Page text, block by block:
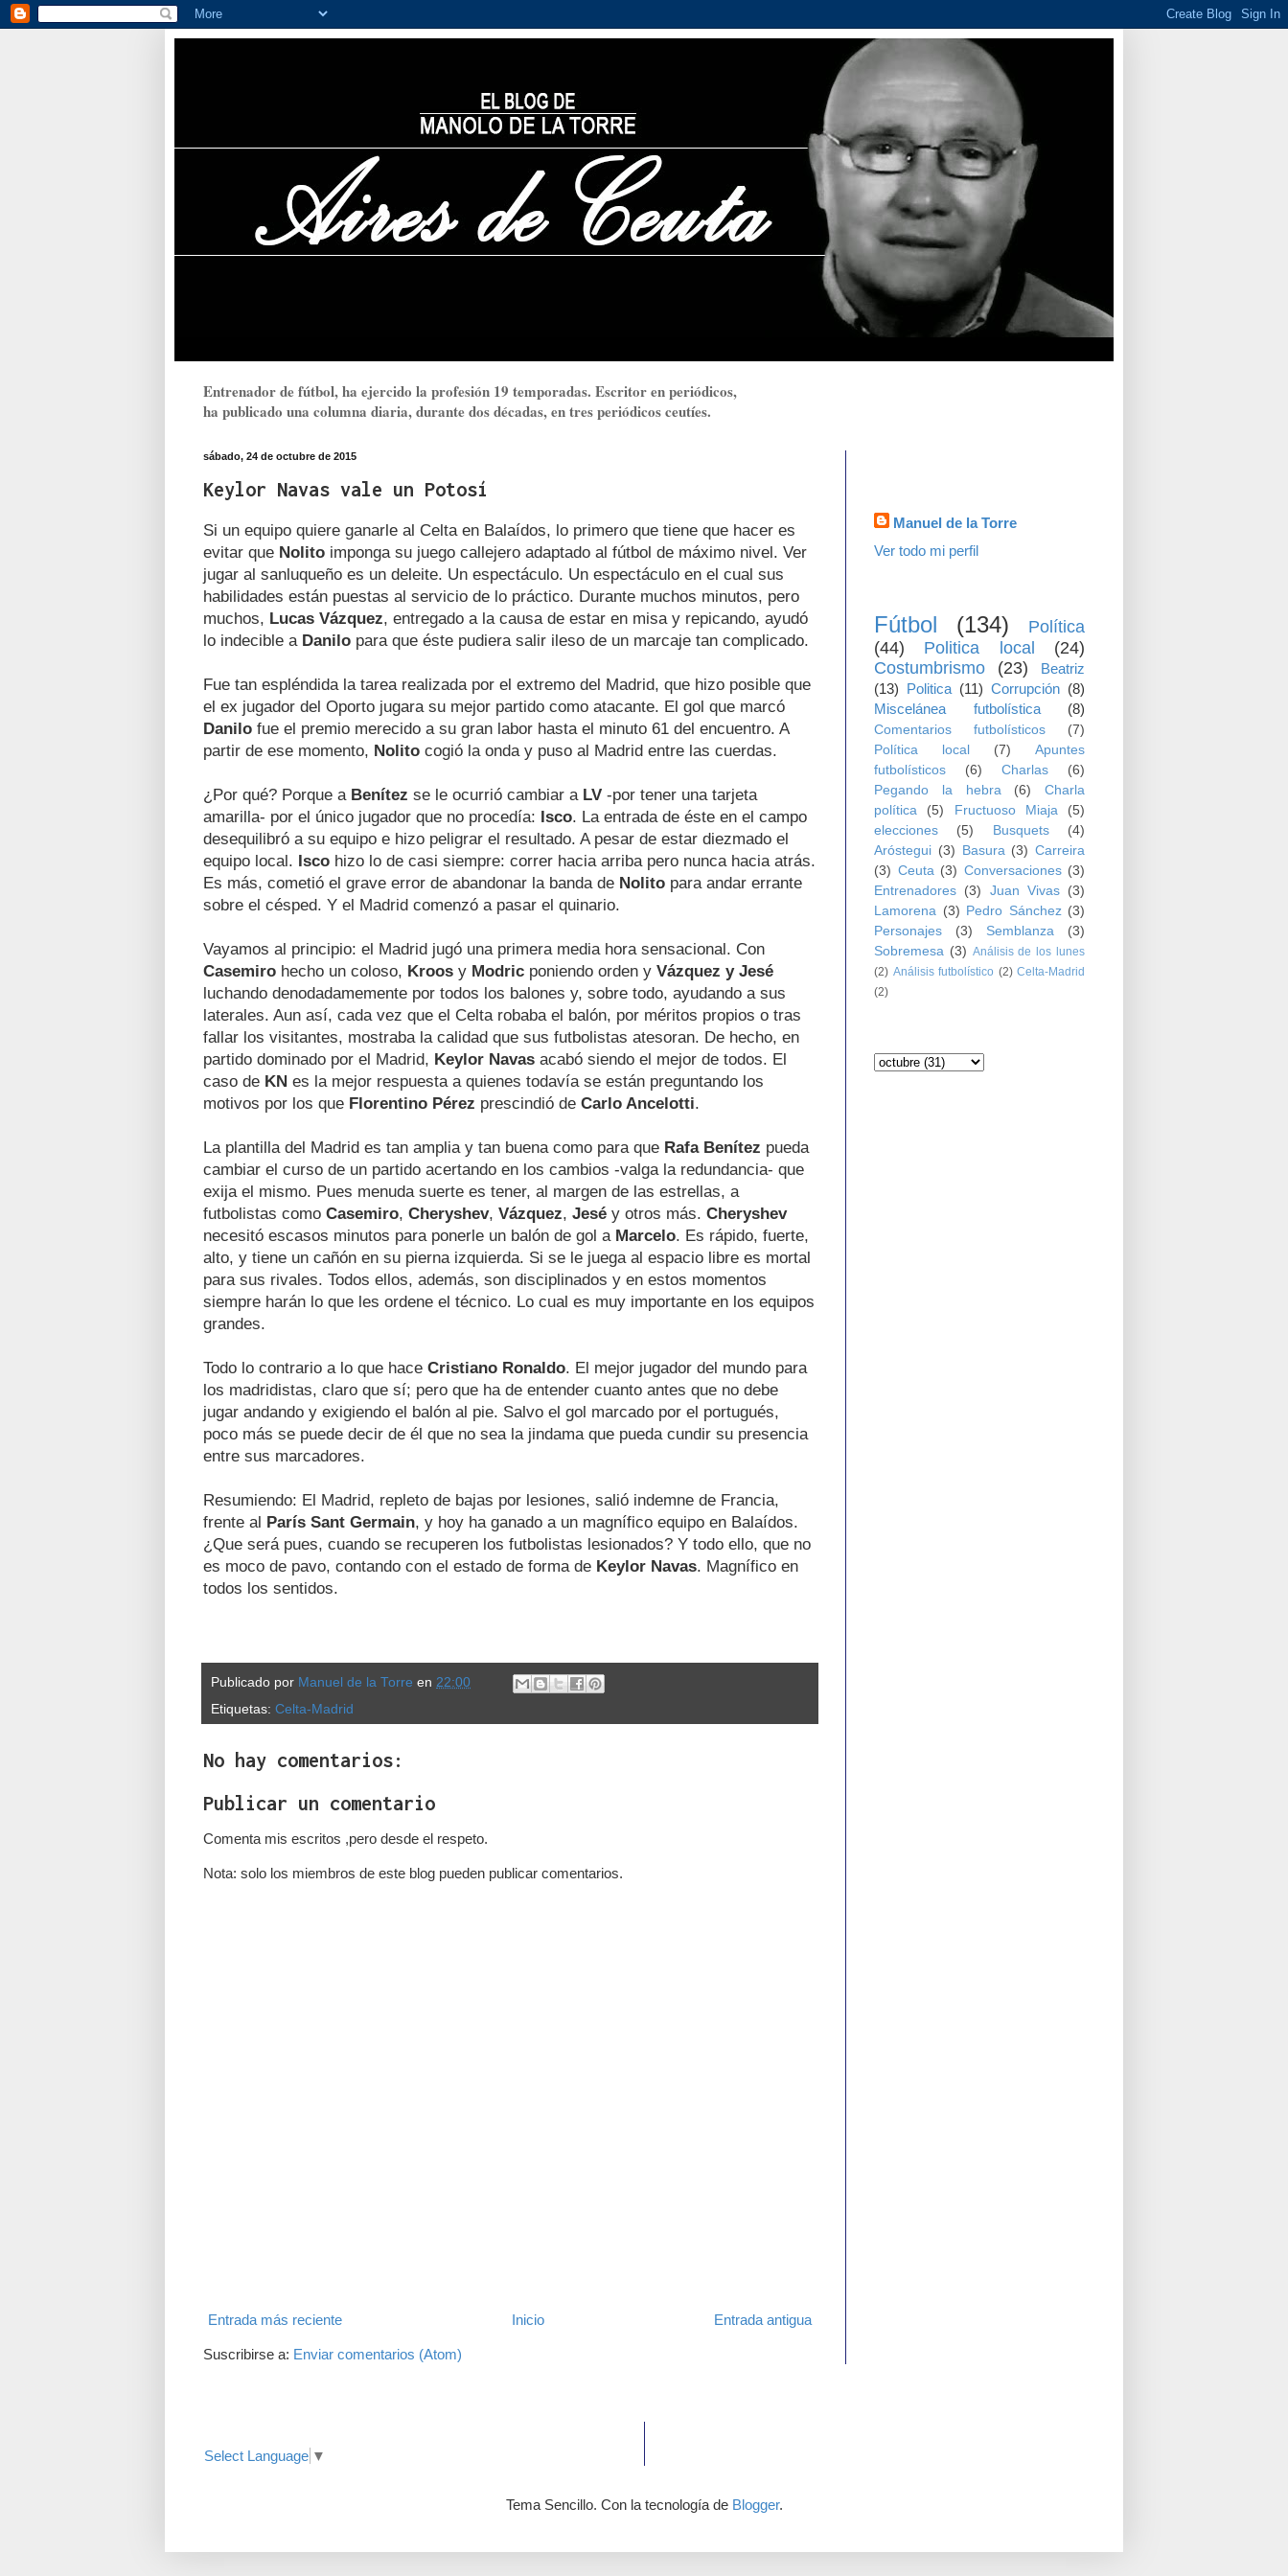
Entrenador de fútbol, ha ejercido la profesión 19 temporadas. Escritor en periódicos,
ha publicado una columna diaria, durante dos décadas, en tres periódicos ceutíes.
sábado, 24 de octubre de 2015
Keylor Navas vale un Potosí
Si un equipo quiere ganarle al Celta en Balaídos, lo primero que tiene que hacer es
evitar que Nolito imponga su juego callejero adaptado al fútbol de máximo nivel. Ver
jugar al sanluqueño es un deleite. Un espectáculo. Un espectáculo en el cual sus
habilidades están puestas al servicio de lo práctico. Durante muchos minutos, pero
muchos, Lucas Vázquez, entregado a la causa de estar en misa y repicando, ayudó
lo indecible a Danilo para que éste pudiera salir ileso de un marcaje tan complicado.
Fue tan espléndida la tarea realizada por el extremo del Madrid, que hizo posible que
el ex jugador del Oporto jugara su mejor partido como atacante. El gol que marcó
Danilo fue el premio merecido a su gran labor hasta el minuto 61 del encuentro. A
partir de ese momento, Nolito cogió la onda y puso al Madrid entre las cuerdas.
¿Por qué? Porque a Benítez se le ocurrió cambiar a LV -por tener una tarjeta
amarilla- por el único jugador que no procedía: Isco. La entrada de éste en el campo
desequilibró a su equipo e hizo peligrar el resultado. A pesar de estar diezmado el
equipo local. Isco hizo lo de casi siempre: correr hacia arriba pero nunca hacia atrás.
Es más, cometió el grave error de abandonar la banda de Nolito para andar errante
sobre el césped. Y el Madrid comenzó a pasar el quinario.
Vayamos al principio: el Madrid jugó una primera media hora sensacional. Con
Casemiro hecho un coloso, Kroos y Modric poniendo orden y Vázquez y Jesé
luchando denodadamemente por todos los balones y, sobre todo, ayudando a sus
laterales. Aun así, cada vez que el Celta robaba el balón, por méritos propios o tras
fallar los visitantes, mostraba la calidad que sus futbolistas atesoran. De hecho, en
partido dominado por el Madrid, Keylor Navas acabó siendo el mejor de todos. El
caso de KN es la mejor respuesta a quienes todavía se están preguntando los
motivos por los que Florentino Pérez prescindió de Carlo Ancelotti.
La plantilla del Madrid es tan amplia y tan buena como para que Rafa Benítez pueda
cambiar el curso de un partido acertando en los cambios -valga la redundancia- que
exija el mismo. Pues menuda suerte es tener, al margen de las estrellas, a
futbolistas como Casemiro, Cheryshev, Vázquez, Jesé y otros más. Cheryshev
necesitó escasos minutos para ponerle un balón de gol a Marcelo. Es rápido, fuerte,
alto, y tiene un cañón en su pierna izquierda. Si se le juega al espacio libre es mortal
para sus rivales. Todos ellos, además, son disciplinados y en estos momentos
siempre harán lo que les ordene el técnico. Lo cual es muy importante en los equipos
grandes.
Todo lo contrario a lo que hace Cristiano Ronaldo. El mejor jugador del mundo para
los madridistas, claro que sí; pero que ha de entender cuanto antes que no debe
jugar andando y exigiendo el balón al pie. Salvo el gol marcado por el portugués,
poco más se puede decir de él que no sea la jindama que pueda cundir su presencia
entre sus marcadores.
Resumiendo: El Madrid, repleto de bajas por lesiones, salió indemne de Francia,
frente al París Sant Germain, y hoy ha ganado a un magnífico equipo en Balaídos.
¿Que será pues, cuando se recuperen los futbolistas lesionados? Y todo ello, que no
es moco de pavo, contando con el estado de forma de Keylor Navas. Magnífico en
todos los sentidos.
Publicado por Manuel de la Torre en 22:00
Etiquetas: Celta-Madrid
No hay comentarios:
Publicar un comentario
Comenta mis escritos ,pero desde el respeto.
Nota: solo los miembros de este blog pueden publicar comentarios.
Entrada más reciente Entrada antigua
Inicio
Suscribirse a: Enviar comentarios (Atom)
Manuel de la Torre
Ver todo mi perfil
Fútbol (134)
Política
(44)
Politica local
(24)
Costumbrismo
(23)
Beatriz
(13) Politica (11) Corrupción (8)
Miscelánea futbolística
(8)
Comentarios futbolísticos
(7)
Política local
(7)
Apuntes
futbolísticos
(6) Charlas
(6)
Pegando la hebra
(6)
Charla
política
(5) Fructuoso Miaja
(5)
elecciones
(5) Busquets
(4)
Aróstegui (3) Basura (3) Carreira
(3) Ceuta (3) Conversaciones (3)
Entrenadores (3) Juan Vivas
(3)
Lamorena (3) Pedro Sánchez (3)
Personajes
(3) Semblanza
(3)
Sobremesa (3) Análisis de los lunes
(2) Análisis futbolístico (2) Celta-Madrid
(2)
Select Language ▼
Tema Sencillo. Con la tecnología de Blogger.